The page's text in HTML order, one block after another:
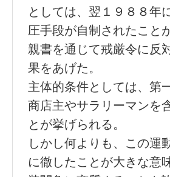
としては、翌１９８８年
圧手段が自制されたこと
親書を通じて戒厳令に反
果をあげた。
主体的条件としては、第
商店主やサラリーマンを
とが挙げられる。
しかし何よりも、この運
に徹したことが大きな意